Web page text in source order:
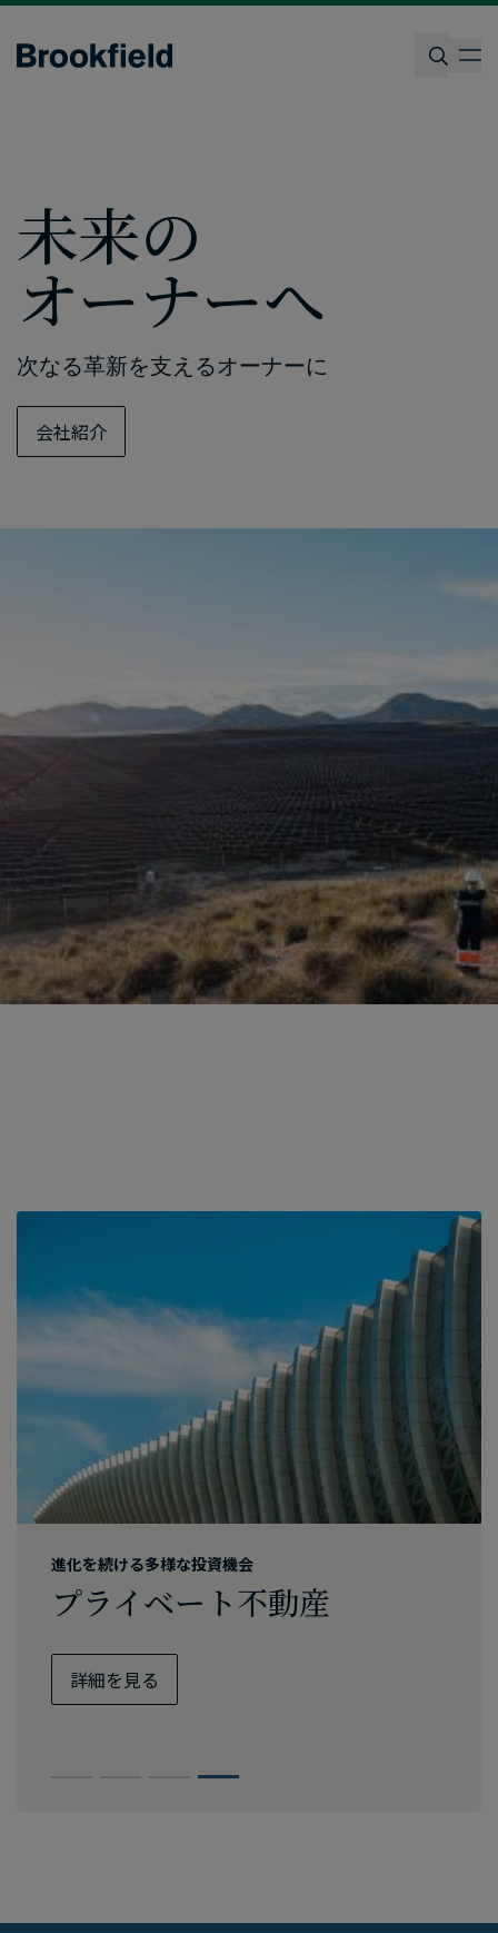
Skip
to
main
未来の​
オーナーへ
次なる​革新を​支える​オーナーに
会社紹介
画
クレジット再考
インカムの​​確保、​​
詳細を​見る
画
プライベート・エクイティ
第4次産業革命を​​捉える​​
詳細を​見る
画
世界は​​​変化している
インフラ投資を​​​​検討すべき​
詳細を​見る
画
進化を​​続ける​​多様な​​投資機会
プライベート不動産
詳細を​見る